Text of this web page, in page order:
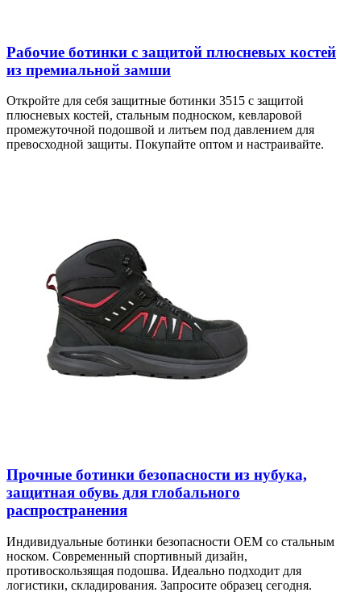
Рабочие ботинки с защитой плюсневых костей
из премиальной замши
Откройте для себя защитные ботинки 3515 с защитой
плюсневых костей, стальным подноском, кевларовой
промежуточной подошвой и литьем под давлением для
превосходной защиты. Покупайте оптом и настраивайте.
Прочные ботинки безопасности из нубука,
защитная обувь для глобального
распространения
Индивидуальные ботинки безопасности OEM со стальным
носком. Современный спортивный дизайн,
противоскользящая подошва. Идеально подходит для
логистики, складирования. Запросите образец сегодня.